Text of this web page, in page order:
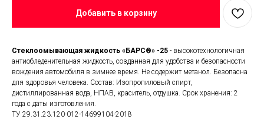
Добавить в корзину
Стеклоомывающая жидкость «БАРС®» -25 - высокотехнологичная
антиобледенительная жидкость, созданная для удобства и безопасности
вождения автомобиля в зимнее время. Не содержит метанол. Безопасна
для здоровья человека. Состав: Изопропиловый спирт,
дистиллированная вода, НПАВ, краситель, отдушка. Срок хранения: 2
года с даты изготовления.
ТУ 29.31.23.120-012-14699104-2018